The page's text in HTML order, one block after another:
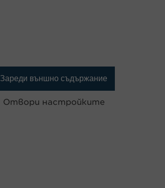
Зареди външно съдържание
Отвори настройките